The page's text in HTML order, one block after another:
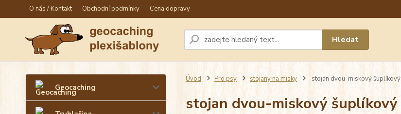
O nás / Kontakt Obchodní podmínky Cena dopravy
Hledat
Geocaching
Úvod Pro psy stojany na misky stojan dvou-miskový šuplíkový
stojan dvou-miskový šuplíkový